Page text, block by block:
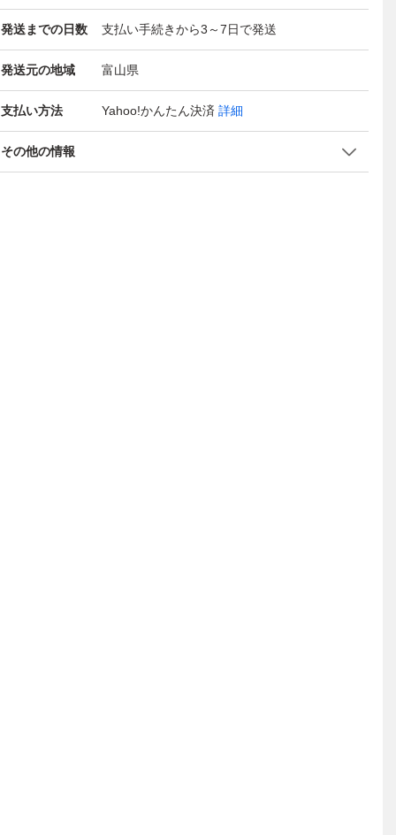
発送までの日数 支払い手続きから3～7日で発送
発送元の地域 富山県
支払い方法 Yahoo!かんたん決済 詳細
その他の情報